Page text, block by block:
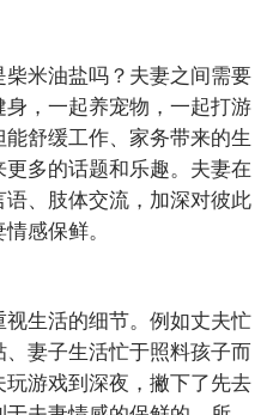
米油盐吗？夫妻之间需要
，一起养宠物，一起打游
舒缓工作、家务带来的生
多的话题和乐趣。夫妻在
、肢体交流，加深对彼此
感保鲜。
生活的细节。例如丈夫忙
妻子生活忙于照料孩子而
游戏到深夜，撇下了先去